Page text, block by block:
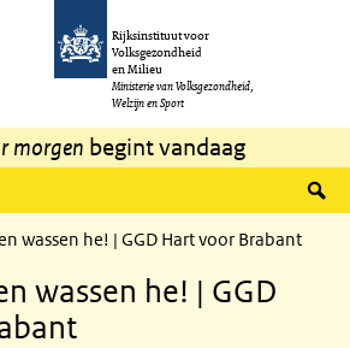
gaan
Rijksinstituut voor
Volksgezondheid
en Milieu
Ministerie van Volksgezondheid,
Welzijn en Sport
morgen begint vandaag
wassen he! | GGD Hart voor Brabant
wassen he! | GGD